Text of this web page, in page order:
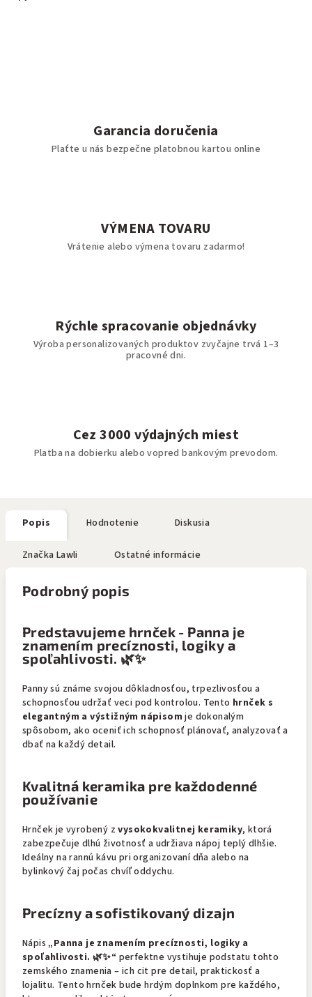
Garancia doručenia
Plaťte u nás bezpečne platobnou kartou online
VÝMENA TOVARU
Vrátenie alebo výmena tovaru zadarmo!
Rýchle spracovanie objednávky
Výroba personalizovaných produktov zvyčajne trvá 1–3
pracovné dni.
Cez 3000 výdajných miest
Platba na dobierku alebo vopred bankovým prevodom.
Popis Hodnotenie Diskusia
Značka Lawli Ostatné informácie
Podrobný popis
Predstavujeme hrnček - Panna je
znamením precíznosti, logiky a
spoľahlivosti. 🌿✨
Panny sú známe svojou dôkladnosťou, trpezlivosťou a
schopnosťou udržať veci pod kontrolou. Tento hrnček s
elegantným a výstižným nápisom je dokonalým
spôsobom, ako oceniť ich schopnosť plánovať, analyzovať a
dbať na každý detail.
Kvalitná keramika pre každodenné
používanie
Hrnček je vyrobený zvysokokvalitnej keramiky, ktorá
zabezpečuje dlhú životnosť a udržiava nápoj teplý dlhšie.
Ideálny na rannú kávu pri organizovaní dňa alebo na
bylinkový čaj počas chvíľ oddychu.
Precízny a sofistikovaný dizajn
Nápis„Panna je znamením precíznosti, logiky a
spoľahlivosti. 🌿✨“ perfektne vystihuje podstatu tohto
zemského znamenia – ich cit pre detail, praktickosť a
lojalitu. Tento hrnček bude hrdým doplnkom pre každého,